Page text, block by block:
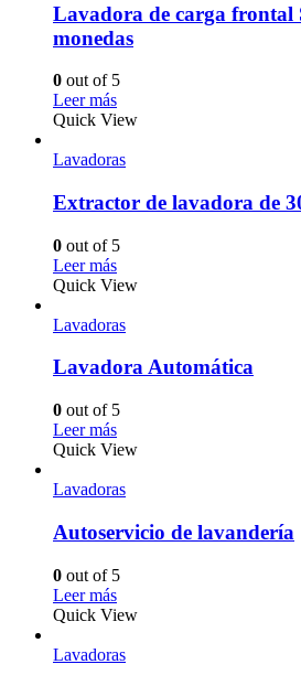
Lavadora de carga frontal
monedas
0 out of 5
Leer más
Quick View
Lavadoras
Extractor de lavadora de
0 out of 5
Leer más
Quick View
Lavadoras
Lavadora Automática
0 out of 5
Leer más
Quick View
Lavadoras
Autoservicio de lavandería
0 out of 5
Leer más
Quick View
Lavadoras